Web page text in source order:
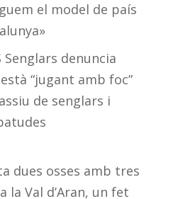
el model de país
Senglars denuncia
“jugant amb foc”
de senglars i
dues osses amb tres
la Val d’Aran, un fet